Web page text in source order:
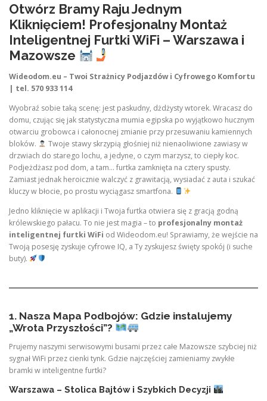
Otwórz Bramy Raju Jednym
Kliknięciem! Profesjonalny Montaż
Inteligentnej Furtki WiFi – Warszawa i
Mazowsze
Wideodom.eu – Twoi Strażnicy Podjazdów i Cyfrowego Komfortu
| tel. 570 933 114
Wyobraź sobie taką scenę: jest paskudny, dżdżysty wtorek. Wracasz do
domu, czując się jak statystyczna mumia egipska po wyjątkowo hucznym
otwarciu grobowca i całonocnej zmianie przy przesuwaniu kamiennych
bloków.
Twoje stawy skrzypią głośniej niż nienaoliwione zawiasy w
drzwiach do starego lochu, a jedyne, o czym marzysz, to ciepły koc.
Podjeżdżasz pod dom, a tam… furtka zamknięta na cztery spusty.
Zamiast jednak heroicznie walczyć z grawitacją, wysiadać z auta i szukać
kluczy w błocie, po prostu wyciągasz smartfona.
Jedno kliknięcie w aplikacji i Twoja furtka otwiera się z gracją godną
królewskiego pałacu. To nie jest magia – to profesjonalny montaż
inteligentnej furtki WiFi od Wideodom.eu! Sprawiamy, że wejście na
Twoją posesję zyskuje cyfrowe IQ, a Ty zyskujesz święty spokój (i suche
buty).
1. Nasza Mapa Podbojów: Gdzie instalujemy
„Wrota Przyszłości”?
Prujemy naszymi serwisowymi busami przez całe Mazowsze szybciej niż
sygnał WiFi przez cienki tynk. Gdzie najczęściej zamieniamy zwykłe
bramki w inteligentne furtki?
Warszawa – Stolica Bajtów i Szybkich Decyzji